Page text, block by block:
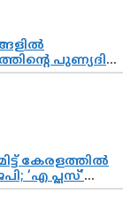
പുണ്യദിനം;
മഠത്തിൽ
ഗുരുപൂർണിമ
കേരളത്തിൽ
‘എ പ്ലസ്’
ഇറക്കി